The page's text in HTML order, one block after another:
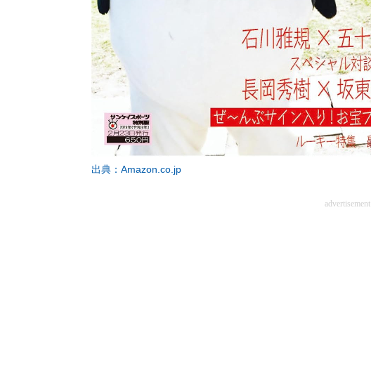
出典：Amazon.co.jp
advertisement